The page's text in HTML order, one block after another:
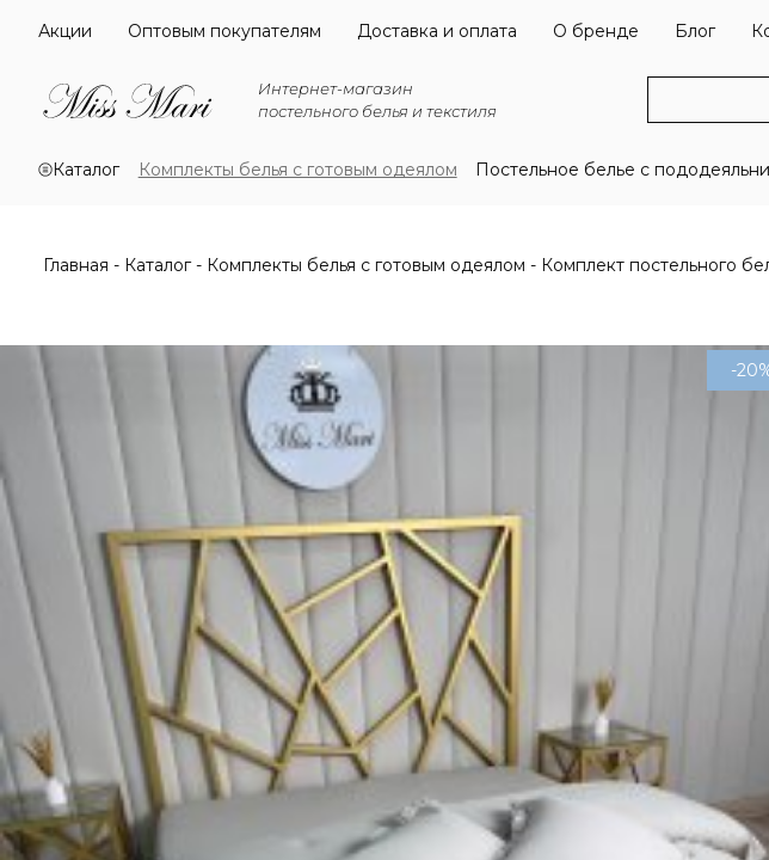
Акции Оптовым покупателям Доставка и оплата О бренде Блог
Интернет-магазин
постельного белья и текстиля
Каталог Комплекты белья с готовым одеялом Постельное белье с
Главная Каталог Комплекты белья с готовым одеялом Комплект постельного
-